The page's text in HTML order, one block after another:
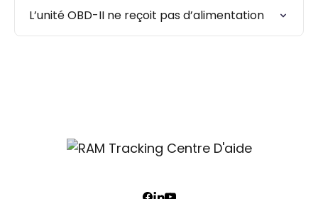
L’unité OBD-II ne reçoit pas d’alimentation